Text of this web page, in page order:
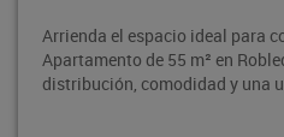
para comenzar una nueva etapa.
en Robledo Pajarito, con excelente
y una ubicaci